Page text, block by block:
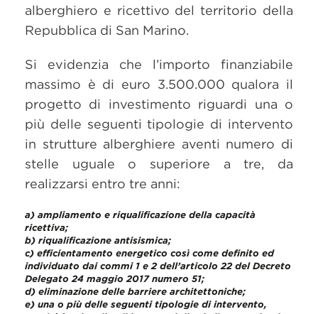
alberghiero e ricettivo del territorio della
Repubblica di San Marino.
Si evidenzia che l’importo finanziabile
massimo è di euro 3.500.000 qualora il
progetto di investimento riguardi una o
più delle seguenti tipologie di intervento
in strutture alberghiere aventi numero di
stelle uguale o superiore a tre, da
realizzarsi entro tre anni:
a) ampliamento e riqualificazione della capacità
ricettiva;
b) riqualificazione antisismica;
c) efficientamento energetico così come definito ed
individuato dai commi 1 e 2 dell’articolo 22 del Decreto
Delegato 24 maggio 2017 numero 51;
d) eliminazione delle barriere architettoniche;
e) una o più delle seguenti tipologie di intervento,